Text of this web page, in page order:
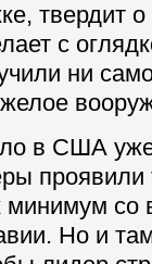
твердит о
с
ни
в США
проявили
минимум со
Но и